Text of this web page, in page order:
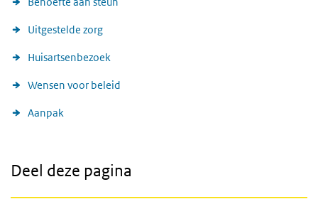
Uitgestelde zorg
Huisartsenbezoek
Wensen voor beleid
Aanpak
Deel deze pagina